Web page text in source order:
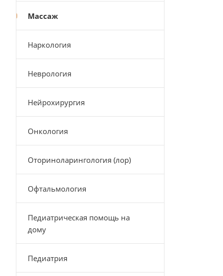
Массаж
Наркология
Неврология
Нейрохирургия
Онкология
Оториноларингология (лор)
Офтальмология
Педиатрическая помощь на
дому
Педиатрия